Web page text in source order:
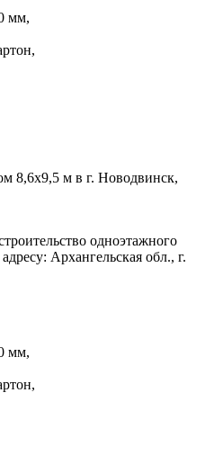
мм,
8,6х9,5 м в г. Новодвинск,
одноэтажного
Архангельская обл., г.
мм,